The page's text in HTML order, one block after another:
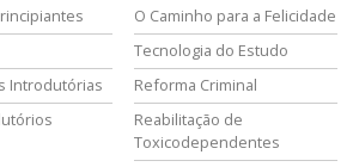
Introdutórias
O Caminho para a Felicidade
Tecnologia do Estudo
Reforma Criminal
Reabilitação de
Toxicodependentes